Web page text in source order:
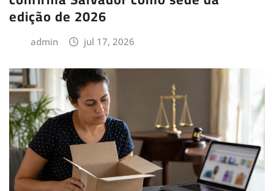
edição de 2026
admin jul 17, 2026